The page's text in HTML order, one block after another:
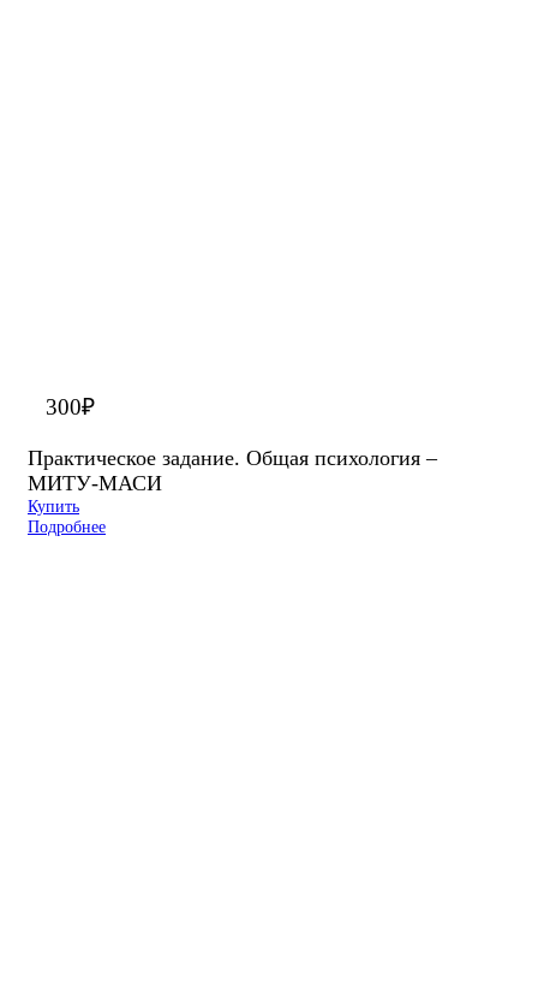
300₽
Практическое задание. Общая психология –
МИТУ-МАСИ
Купить
Подробнее